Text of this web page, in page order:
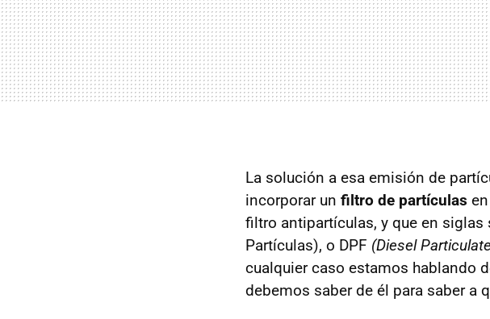
La solución a esa emisión de
incorporar un filtro de partículas
filtro antipartículas, y que en siglas
Partículas), o DPF (Diesel
cualquier caso estamos hablando
debemos saber de él para saber a